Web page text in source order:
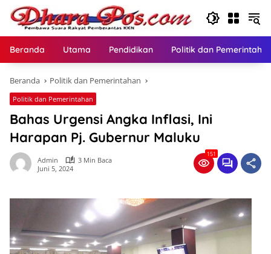
Langsung
konten
Beranda Utama Pendidikan Politik dan
Beranda Politik dan Pemerintahan
Politik dan Pemerintahan
Bahas Urgensi Angka Inflasi, Ini
Harapan Pj. Gubernur Maluku
Admin
3 Min Baca
Juni 5, 2024
151